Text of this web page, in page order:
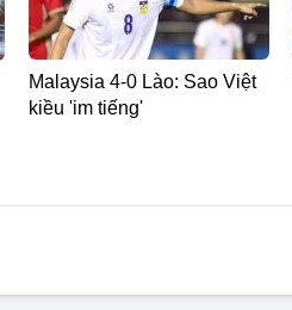
Malaysia 4-0 Lào: Sao Việt
kiều 'im tiếng'